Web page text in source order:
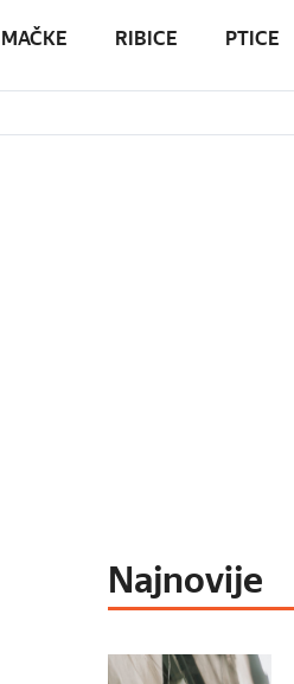
MAČKE RIBICE PTICE
Najnovije